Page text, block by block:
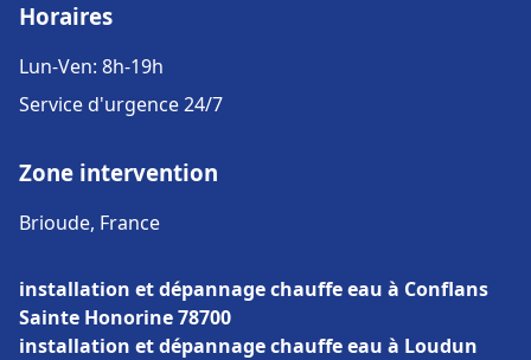
Horaires
Lun-Ven: 8h-19h
Service d'urgence 24/7
Zone intervention
Brioude, France
installation et dépannage chauffe eau à Conflans
Sainte Honorine 78700
installation et dépannage chauffe eau à Loudun